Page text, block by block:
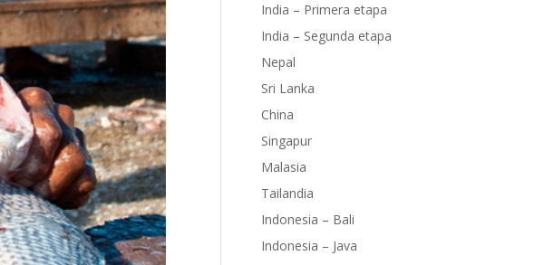
India – Primera etapa
India – Segunda etapa
Nepal
Sri Lanka
China
Singapur
Malasia
Tailandia
Indonesia – Bali
Indonesia – Java